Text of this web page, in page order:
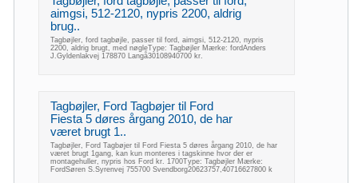
aimgsi, 512-2120, nypris 2200, aldrig
brug..
Tagbøjler, ford tagbøjle, passer til ford, aimgsi, 512-2120, nypris
2200, aldrig brugt, med nøgleType: Tagbøjler Mærke: fordAnders
J.Gyldenlakvej 178870 Langå30108940700 kr.
Tagbøjler, Ford Tagbøjer til Ford
Fiesta 5 døres årgang 2010, de har
været brugt 1..
Tagbøjler, Ford Tagbøjer til Ford Fiesta 5 døres årgang 2010, de har
været brugt 1gang, kan kun monteres i tagskinne hvor der er
montagehuller, nypris hos Ford kr. 1700Type: Tagbøjler Mærke:
FordSøren S.Syrenvej 755700 Svendborg20623757,40716627800 k